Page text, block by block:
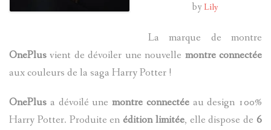
A PROPOS
by Lily
La marque de montre
OnePlus vient de dévoiler une nouvelle montre connectée
aux couleurs de la saga Harry Potter !
OnePlus a dévoilé une montre connectéeau design 100%
Harry Potter. Produite enédition limitée, elle dispose de6